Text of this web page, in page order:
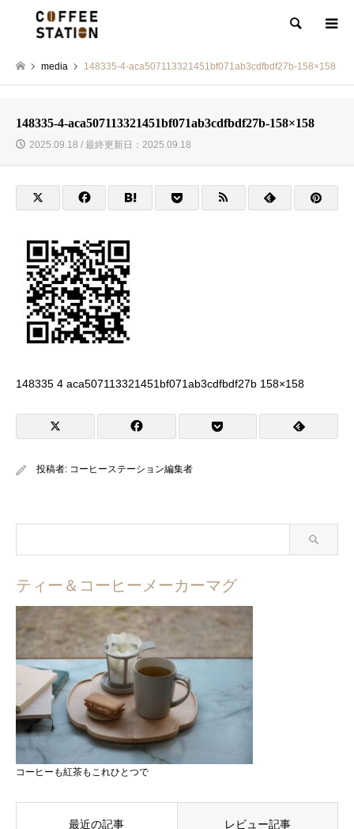
検索
media 148335-4-aca507113321451bf071ab3cdfbdf27b-158×158
148335-4-aca507113321451bf071ab3cdfbdf27b-158×158
2025.09.18 / 最終更新日：2025.09.18
148335 4 aca507113321451bf071ab3cdfbdf27b 158×158
投稿者: コーヒーステーション編集者
ティー＆コーヒーメーカーマグ
コーヒーも紅茶もこれひとつで
最近の記事 レビュー記事